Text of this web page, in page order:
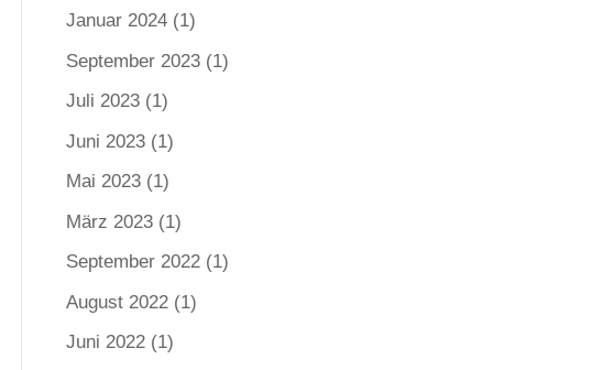
Januar 2024(1)
September 2023(1)
Juli 2023(1)
Juni 2023(1)
Mai 2023(1)
März 2023(1)
September 2022(1)
August 2022(1)
Juni 2022(1)